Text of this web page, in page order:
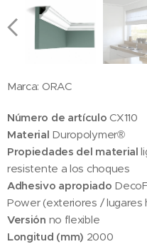
Marca: ORAC
Número de artículo CX110
Material Duropolymer®
Propiedades del material
resistente a los choques
Adhesivo apropiado
Power (exteriores / lugares
Versión no flexible
Longitud (mm) 2000